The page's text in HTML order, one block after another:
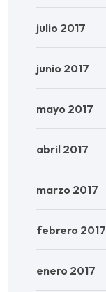
julio 2017
junio 2017
mayo 2017
abril 2017
marzo 2017
febrero 2017
enero 2017